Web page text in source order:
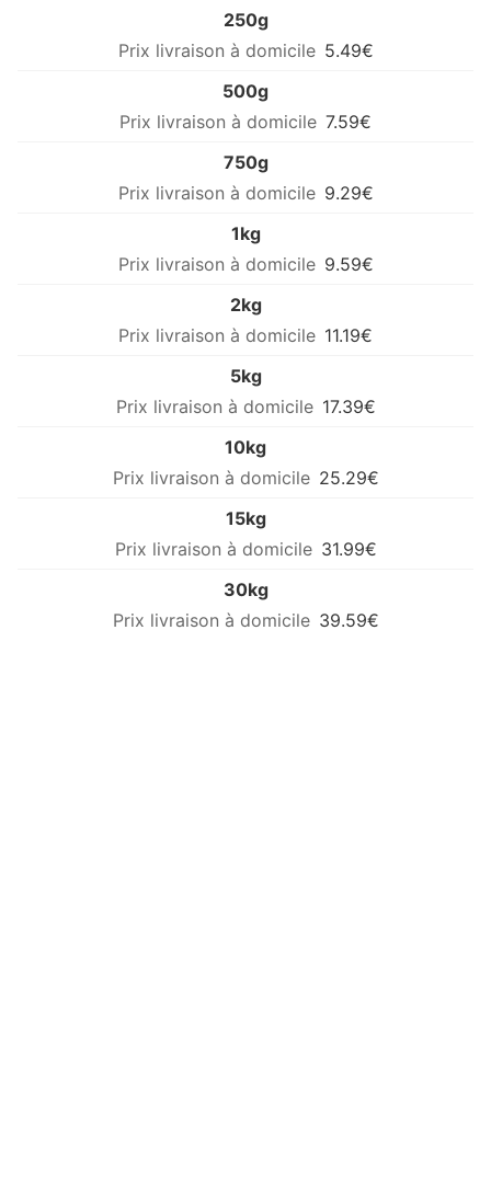
250g
5.49€
500g
7.59€
750g
9.29€
1kg
9.59€
2kg
11.19€
5kg
17.39€
10kg
25.29€
15kg
31.99€
30kg
39.59€